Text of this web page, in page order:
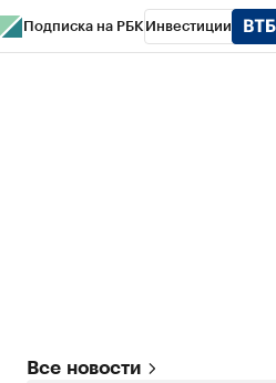
Подписка на РБК Инвестиции
Все новости